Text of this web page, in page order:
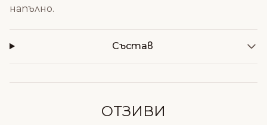
напълно.
Състав
ОТЗИВИ